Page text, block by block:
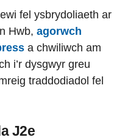
fel ysbrydoliaeth ar
Hwb, agorwch
a chwiliwch am
i’r dysgwyr greu
traddodiadol fel
J2e